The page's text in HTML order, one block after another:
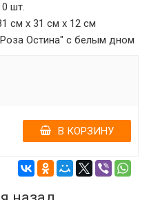
шт.
см х 31 см х 12 см
Остина" c белым дном
В КОРЗИНУ